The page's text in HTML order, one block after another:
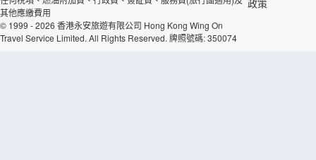
其他應繳費用
© 1999 - 2026 香港永安旅遊有限公司 Hong Kong Wing On
Travel Service Limited. All Rights Reserved. 牌照號碼: 350074
政策